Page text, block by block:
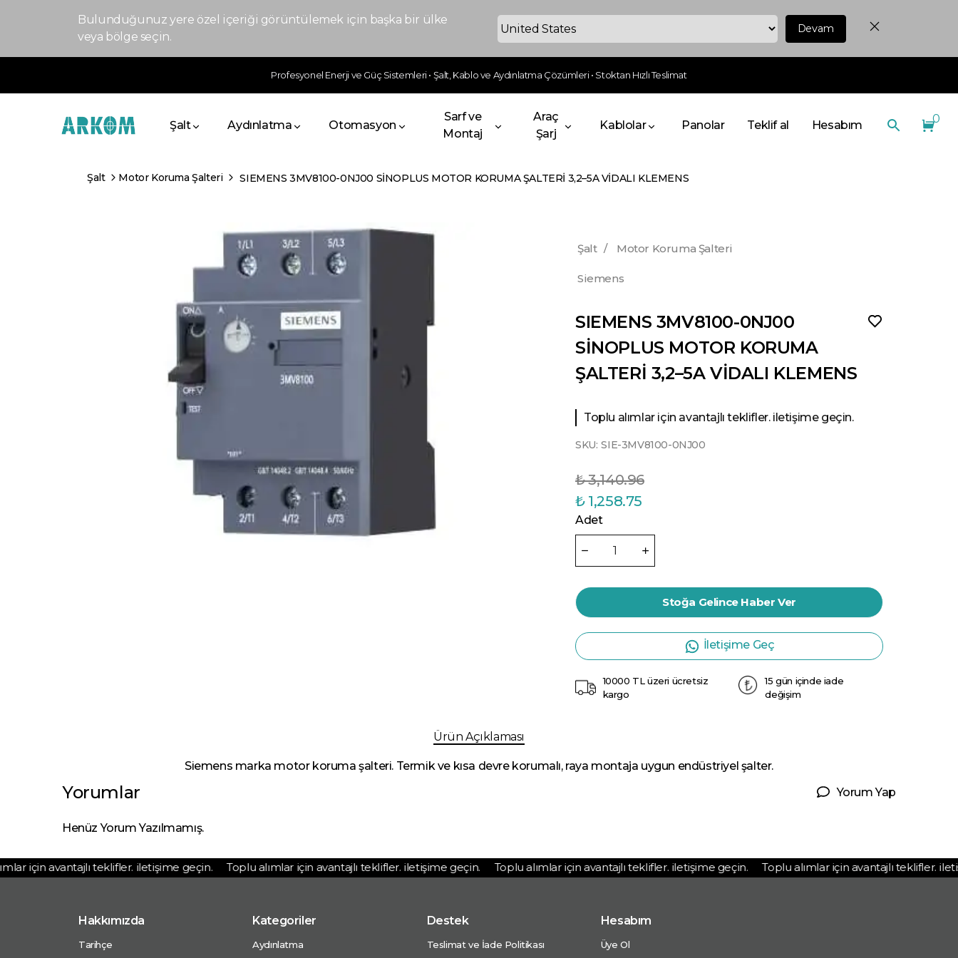
Bulunduğunuz yere özel içeriği görüntülemek için başka bir ülke
veya bölge seçin.
Devam
Profesyonel Enerji ve Güç Sistemleri • Şalt, Kablo ve Aydınlatma Çözümleri • Stoktan Hızlı Teslimat
Şalt Aydınlatma Otomasyon
Sarf ve
Montaj
Araç
Şarj
Kablolar Panolar Teklif al Hesabım 0
Şalt Motor Koruma Şalteri SIEMENS 3MV8100-0NJ00 SİNOPLUS MOTOR KORUMA ŞALTERİ 3,2–5A VİDALI KLEMENS
Şalt / Motor Koruma Şalteri
Siemens
SIEMENS 3MV8100-0NJ00
SİNOPLUS MOTOR KORUMA
ŞALTERİ 3,2–5A VİDALI KLEMENS
Toplu alımlar için avantajlı teklifler. iletişime geçin.
SKU: SIE-3MV8100-0NJ00
₺ 3,140.96
₺ 1,258.75
Adet
Stoğa Gelince Haber Ver
İletişime Geç
10000 TL üzeri ücretsiz
kargo
15 gün içinde iade
değişim
Ürün Açıklaması
Siemens marka motor koruma şalteri. Termik ve kısa devre korumalı, raya montaja uygun endüstriyel şalter.
Yorumlar Yorum Yap
Henüz Yorum Yazılmamış.
için avantajlı teklifler. iletişime geçin. Toplu alımlar için avantajlı teklifler. iletişime geçin. Toplu alımlar için avantajlı teklifler. iletişime geçin. Toplu alımlar için avantajlı teklifler.
Hakkımızda
Tarihçe
Kategoriler
Aydınlatma
Destek
Teslimat ve İade Politikası
Hesabım
Üye Ol